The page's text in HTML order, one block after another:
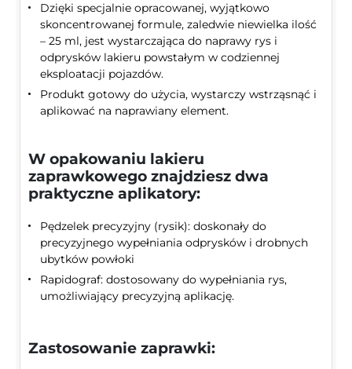
Dzięki specjalnie opracowanej, wyjątkowo
skoncentrowanej formule, zaledwie niewielka ilość
– 25 ml, jest wystarczająca do naprawy rys i
odprysków lakieru powstałym w codziennej
eksploatacji pojazdów.
Produkt gotowy do użycia, wystarczy wstrząsnąć i
aplikować na naprawiany element.
W opakowaniu lakieru
zaprawkowego znajdziesz dwa
praktyczne aplikatory:
Pędzelek precyzyjny (rysik): doskonały do
precyzyjnego wypełniania odprysków i drobnych
ubytków powłoki
Rapidograf: dostosowany do wypełniania rys,
umożliwiający precyzyjną aplikację.
Zastosowanie zaprawki: